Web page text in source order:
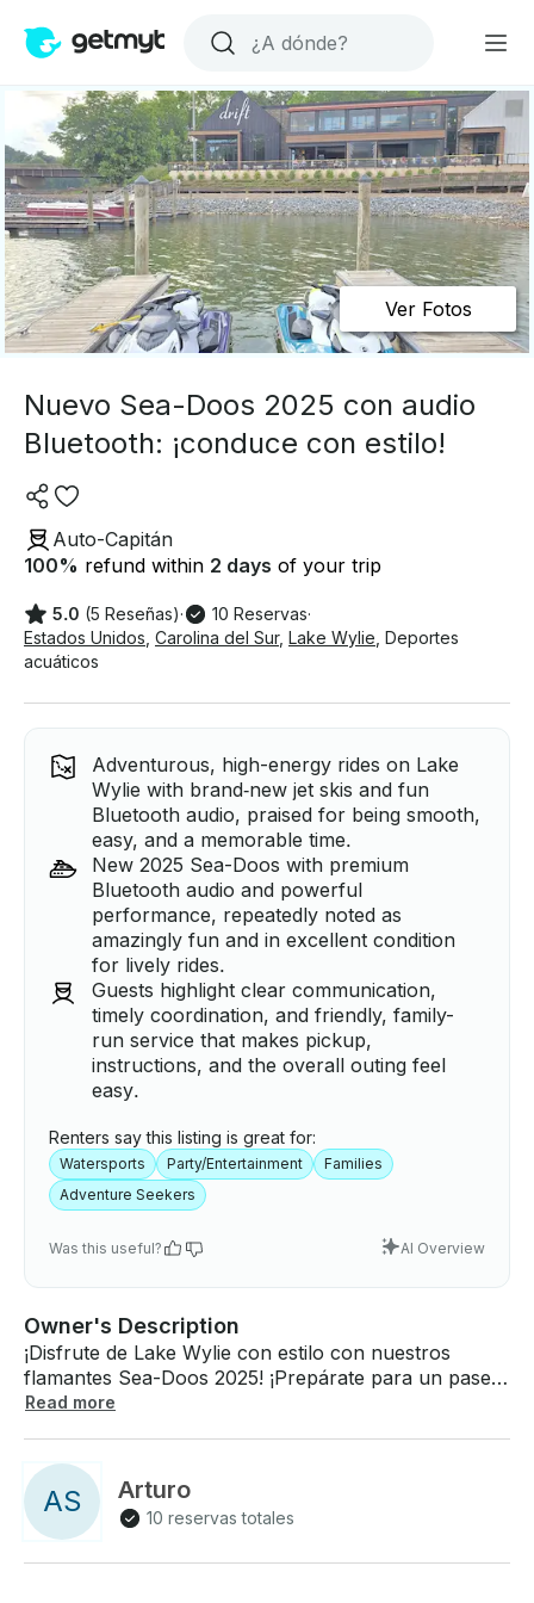
Ver Fotos
Nuevo Sea-Doos 2025 con audio
Bluetooth: ¡conduce con estilo!
Auto-Capitán
100% refund within 2 days of your trip
5.0 (5 Reseñas)· 10 Reservas·
Estados Unidos Carolina del Sur, Lake Wylie Deportes
acuáticos
Adventurous, high-energy rides on Lake
Wylie with brand‑new jet skis and fun
Bluetooth audio, praised for being smooth,
easy, and a memorable time.
New 2025 Sea-Doos with premium
Bluetooth audio and powerful
performance, repeatedly noted as
amazingly fun and in excellent condition
for lively rides.
Guests highlight clear communication,
timely coordination, and friendly, family-
run service that makes pickup,
instructions, and the overall outing feel
easy.
Renters say this listing is great for:
Watersports Party/Entertainment
Families
Adventure Seekers
Was this useful? AI Overview
Owner's Description
¡Disfrute de Lake Wylie con estilo con nuestros
flamantes Sea-Doos 2025! ¡Prepárate para un paseo
inolvidable en una de las embarcaciones más nuevas
para mejorar tu aventura, como un sistema de audio
Bluetooth integrado, un amplio espacio de
almacenamiento y un Una conducción suave y
Read more
AS Arturo
10 reservas totales